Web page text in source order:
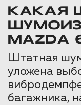
КАКАЯ
MAZDA
Штатная
уложена
багажника,